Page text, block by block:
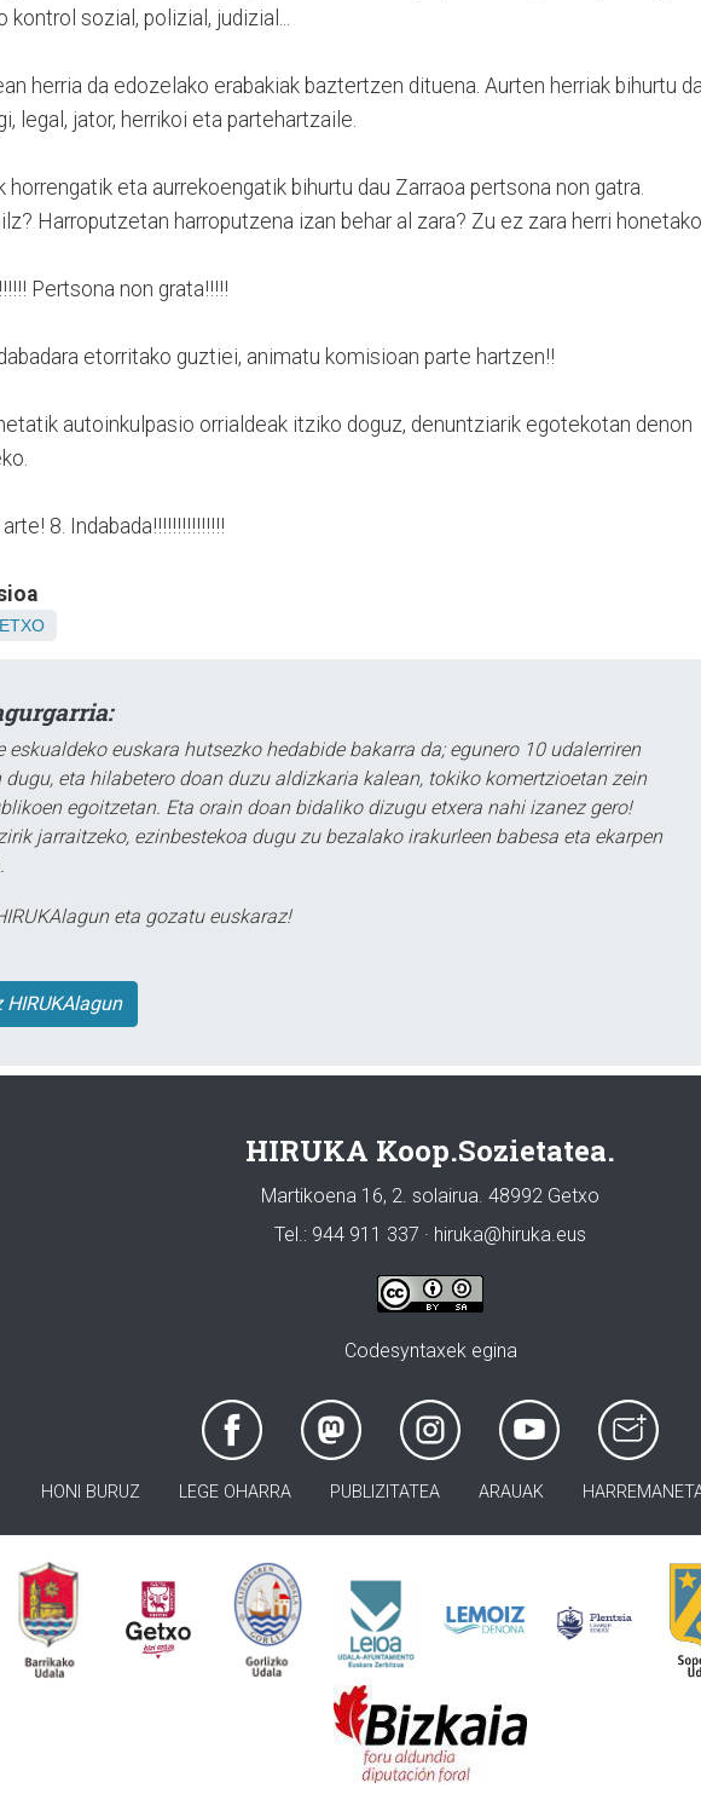
sozial, polizial, judizial...
herria da edozelako erabakiak baztertzen dituena. Aurten herriak bihurtu
legal, jator, herrikoi eta partehartzaile.
horrengatik eta aurrekoengatik bihurtu dau Zarraoa pertsona non gatra.
Harroputzetan harroputzena izan behar al zara? Zu ez zara herri
Pertsona non grata!!!!!
etorritako guztiei, animatu komisioan parte hartzen!!
autoinkulpasio orrialdeak itziko doguz, denuntziarik egotekotan denon
8. Indabada!!!!!!!!!!!!!!!
eskualdeko euskara hutsezko hedabide bakarra da; egunero 10 udalerriren
dugu, eta hilabetero doan duzu aldizkaria kalean, tokiko komertzioetan zein
egoitzetan. Eta orain doan bidaliko dizugu etxera nahi izanez gero!
jarraitzeko, ezinbestekoa dugu zu bezalako irakurleen babesa eta ekarpen
eta gozatu euskaraz!
HIRUKAlagun
HIRUKA Koop.Sozietatea.
Martikoena 16, 2. solairua. 48992 Getxo
Tel.: 944 911 337 · hiruka@hiruka.eus
Codesyntaxek egina
HONI BURUZ LEGE OHARRA PUBLIZITATEA ARAUAK